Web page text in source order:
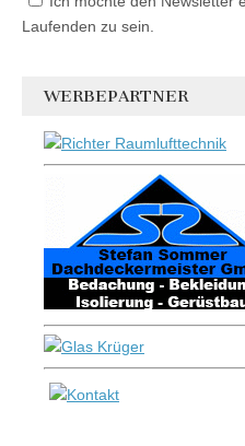
Laufenden zu sein.
WERBEPARTNER